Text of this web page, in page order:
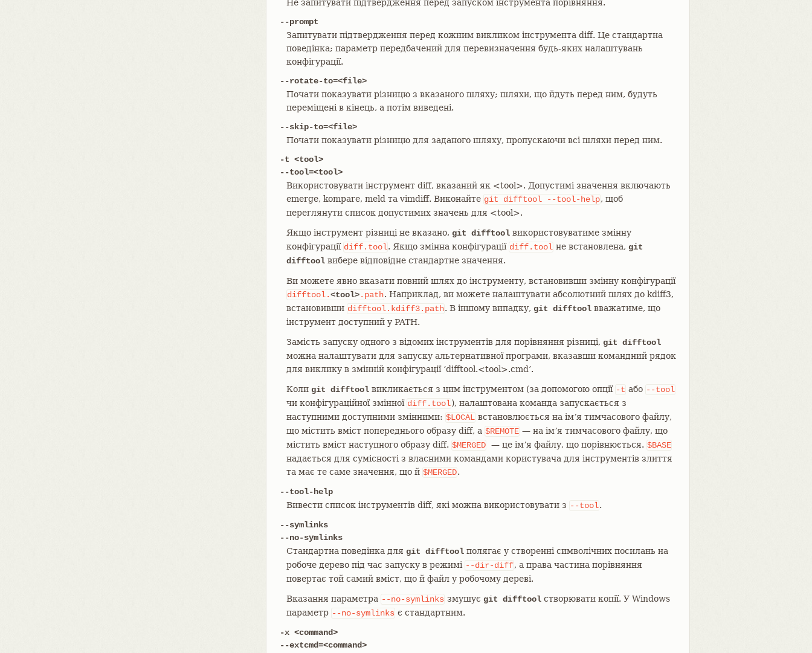
Не запитувати підтвердження перед запуском інструмента порівняння.
--prompt
Запитувати підтвердження перед кожним викликом інструмента diff. Це стандартна
поведінка; параметр передбачений для перевизначення будь-яких налаштувань
конфігурації.
--rotate-to=<file>
Почати показувати різницю з вказаного шляху; шляхи, що йдуть перед ним, будуть
переміщені в кінець, а потім виведені.
--skip-to=<file>
Почати показувати різницю для заданого шляху, пропускаючи всі шляхи перед ним.
-t <tool>
--tool=<tool>
Використовувати інструмент diff, вказаний як <tool>. Допустимі значення включають
emerge, kompare, meld та vimdiff. Виконайте git difftool --tool-help, щоб
переглянути список допустимих значень для <tool>.
Якщо інструмент різниці не вказано, git difftool використовуватиме змінну
конфігурації diff.tool. Якщо змінна конфігурації diff.tool не встановлена, git
difftool вибере відповідне стандартне значення.
Ви можете явно вказати повний шлях до інструменту, встановивши змінну конфігурації
difftool.<tool>.path. Наприклад, ви можете налаштувати абсолютний шлях до kdiff3,
встановивши difftool.kdiff3.path. В іншому випадку, git difftool вважатиме, що
інструмент доступний у PATH.
Замість запуску одного з відомих інструментів для порівняння різниці, git difftool
можна налаштувати для запуску альтернативної програми, вказавши командний рядок
для виклику в змінній конфігурації ‘difftool.<tool>.cmd’.
Коли git difftool викликається з цим інструментом (за допомогою опції -t або --tool
чи конфігураційної змінної diff.tool), налаштована команда запускається з
наступними доступними змінними: $LOCAL встановлюється на імʼя тимчасового файлу,
що містить вміст попереднього образу diff, а $REMOTE — на імʼя тимчасового файлу, що
містить вміст наступного образу diff. $MERGED — це імʼя файлу, що порівнюється. $BASE
надається для сумісності з власними командами користувача для інструментів злиття
та має те саме значення, що й $MERGED.
--tool-help
Вивести список інструментів diff, які можна використовувати з --tool.
--symlinks
--no-symlinks
Стандартна поведінка для git difftool полягає у створенні символічних посилань на
робоче дерево під час запуску в режимі --dir-diff, а права частина порівняння
повертає той самий вміст, що й файл у робочому дереві.
Вказання параметра --no-symlinks змушує git difftool створювати копії. У Windows
параметр --no-symlinks є стандартним.
-x <command>
--extcmd=<command>